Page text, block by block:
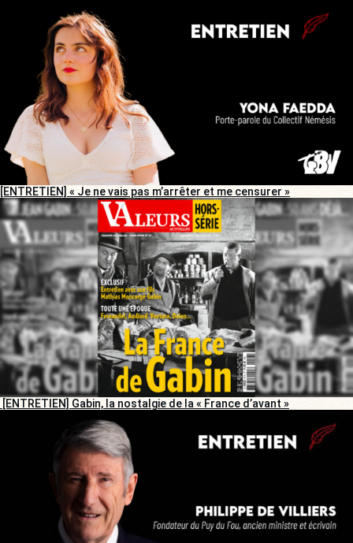
[ENTRETIEN] « Je ne vais pas m’arrêter et me censurer »
[ENTRETIEN] Gabin, la nostalgie de la « France d’avant »